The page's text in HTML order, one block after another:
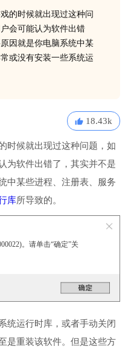
的时候就出现过这种问
会可能认为软件出错
因就是你电脑系统中某
或没有安装一些系统运
18.43k
时候就出现过这种问题，如
为软件出错了，其实并不是
中某些进程、注册表、服务
库所导致的。
。请单击“确定”关
统运行时库，或者手动关闭
是重装该软件。但是这些方